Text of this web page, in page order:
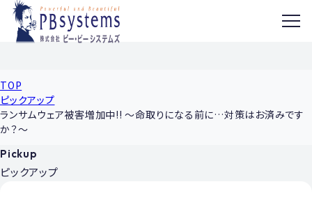
TOP
ピックアップ
ランサムウェア被害増加中!! ～命取りになる前に…対策はお済みです
か？～
Pickup
ピックアップ